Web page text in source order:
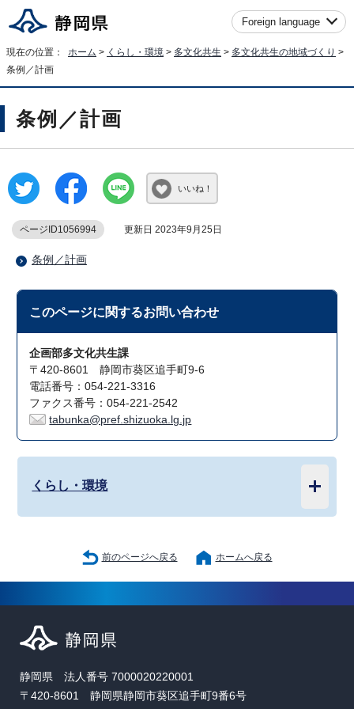
Foreign language
現在の位置： ホーム > くらし・環境 > 多文化共生 > 多文化共生の地域づくり >
条例／計画
条例／計画
いいね！
ページID1056994 更新日 2023年9月25日
条例／計画
このページに関するお問い合わせ
企画部多文化共生課
〒420-8601 静岡市葵区追手町9-6
電話番号：054-221-3316
ファクス番号：054-221-2542
tabunka@pref.shizuoka.lg.jp
くらし・環境
前のページへ戻る ホームへ戻る
静岡県 法人番号 7000020220001
〒420-8601 静岡県静岡市葵区追手町9番6号